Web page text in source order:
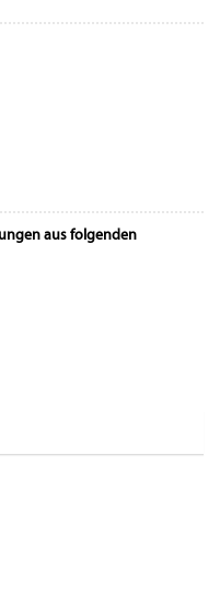
aus folgenden